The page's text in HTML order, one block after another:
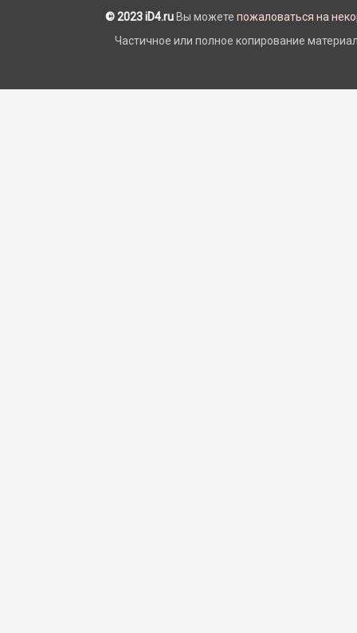
© 2023 iD4.ru Вы можете пожаловаться на
Частичное или полное копирование